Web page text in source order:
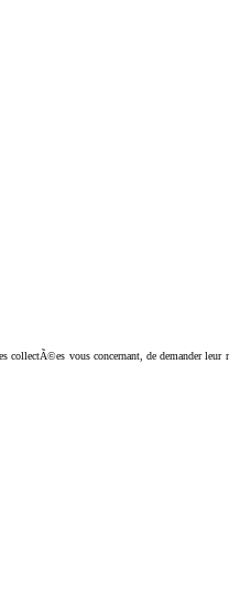
vous concernant, de demander leur